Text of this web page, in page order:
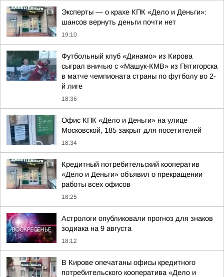
Эксперты — о крахе КПК «Дело и Деньги»:
шансов вернуть деньги почти нет
19:10
Футбольный клуб «Динамо» из Кирова
сыграл вничью с «Машук-КМВ» из Пятигорска
в матче чемпионата страны по футболу во 2-
й лиге
18:36
Офис КПК «Дело и Деньги» на улице
Московской, 185 закрыт для посетителей
18:34
Кредитный потребительский кооператив
«Дело и Деньги» объявил о прекращении
работы всех офисов
18:25
Астрологи опубликовали прогноз для знаков
зодиака на 9 августа
18:12
В Кирове опечатаны офисы кредитного
потребительского кооператива «Дело и